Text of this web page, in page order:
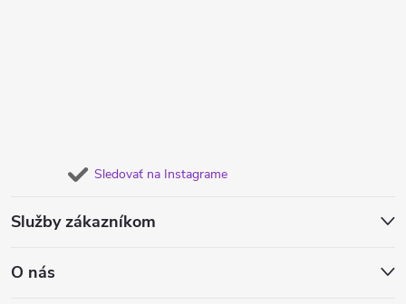
Sledovať na Instagrame
Služby zákazníkom
O nás